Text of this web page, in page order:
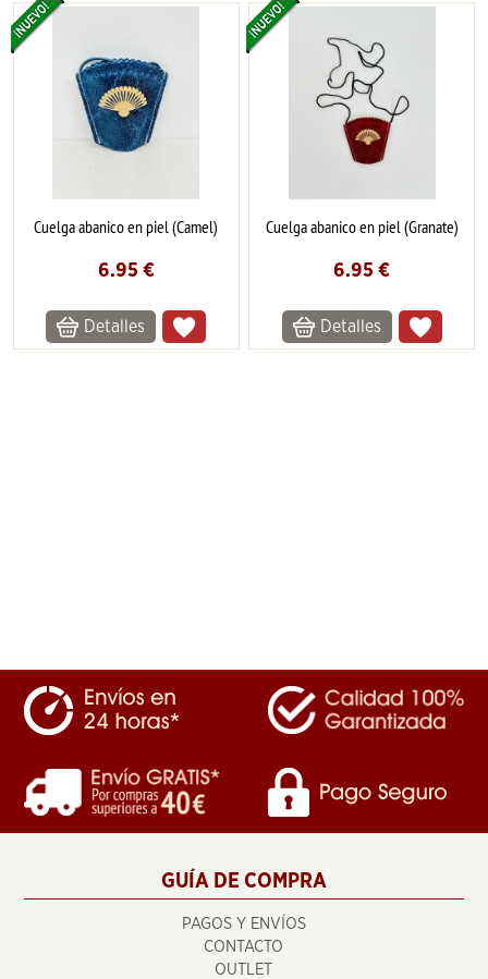
Cuelga abanico en piel (Camel)
6.95 €
Detalles
Cuelga abanico en piel (Granate)
6.95 €
Detalles
GUÍA DE COMPRA
PAGOS Y ENVÍOS
CONTACTO
OUTLET